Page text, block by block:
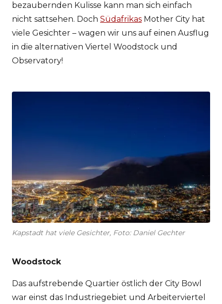
bezaubernden Kulisse kann man sich einfach
nicht sattsehen. Doch Südafrikas Mother City hat
viele Gesichter – wagen wir uns auf einen Ausflug
in die alternativen Viertel Woodstock und
Observatory!
Kapstadt hat viele Gesichter, Foto: Daniel Gechter
Woodstock
Das aufstrebende Quartier östlich der City Bowl
war einst das Industriegebiet und Arbeiterviertel